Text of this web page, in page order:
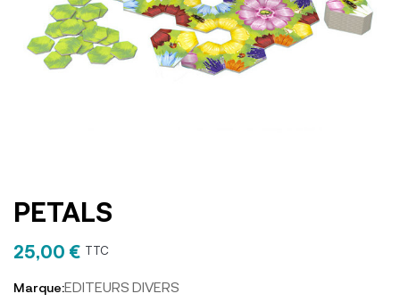
PETALS
25,00 € TTC
Marque:EDITEURS DIVERS